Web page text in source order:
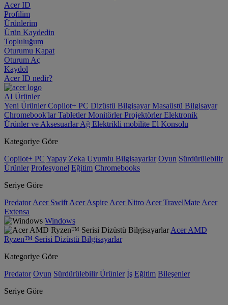
Acer ID
Profilim
Ürünlerim
Ürün Kaydedin
Topluluğum
Oturumu Kapat
Oturum Aç
Kaydol
Acer ID nedir?
AI Ürünler
Yeni ÜrünlerCopilot+ PC Dizüstü BilgisayarMasaüstü Bilgisayar
Chromebook'larTabletlerMonitörlerProjektörlerElektronik
Ürünler ve AksesuarlarAğ Elektrikli mobilite El Konsolu
Kategoriye Göre
Copilot+ PC Yapay Zeka Uyumlu Bilgisayarlar Oyun Sürdürülebilir
Ürünler Profesyonel Eğitim Chromebooks
Seriye Göre
Predator Acer Swift Acer Aspire Acer Nitro Acer TravelMate Acer
Extensa
Windows
Acer AMD
Ryzen™ Serisi Dizüstü Bilgisayarlar
Kategoriye Göre
Predator Oyun Sürdürülebilir Ürünler İş Eğitim Bileşenler
Seriye Göre